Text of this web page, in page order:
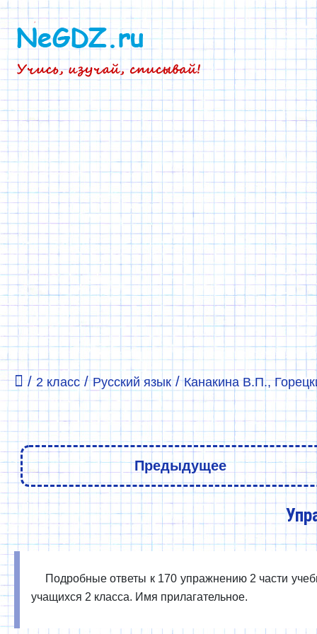
/ 2 класс/Русский язык/Канакина В.П.,
Предыдущее
Подробные ответы к 170 упражнению 2 части
учащихся 2 класса. Имя прилагательное.